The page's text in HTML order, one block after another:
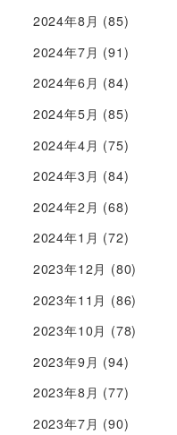
2024年8月 (85)
2024年7月 (91)
2024年6月 (84)
2024年5月 (85)
2024年4月 (75)
2024年3月 (84)
2024年2月 (68)
2024年1月 (72)
2023年12月 (80)
2023年11月 (86)
2023年10月 (78)
2023年9月 (94)
2023年8月 (77)
2023年7月 (90)